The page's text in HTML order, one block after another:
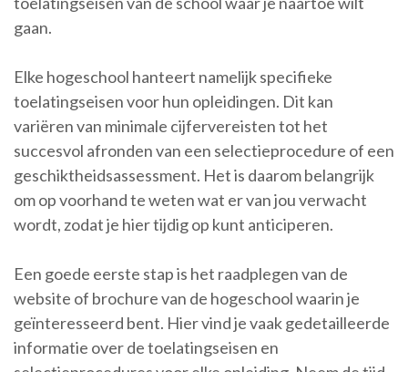
gaan.
Elke hogeschool hanteert namelijk specifieke
toelatingseisen voor hun opleidingen. Dit kan
variëren van minimale cijfervereisten tot het
succesvol afronden van een selectieprocedure of een
geschiktheidsassessment. Het is daarom belangrijk
om op voorhand te weten wat er van jou verwacht
wordt, zodat je hier tijdig op kunt anticiperen.
Een goede eerste stap is het raadplegen van de
website of brochure van de hogeschool waarin je
geïnteresseerd bent. Hier vind je vaak gedetailleerde
informatie over de toelatingseisen en